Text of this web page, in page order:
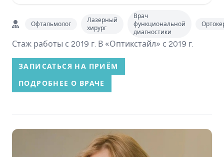
Офтальмолог
Лазерный
хирург
Врач
функциональной
диагностики
Стаж работы с 2019 г. В «Оптикстайл» с 2019 г.
ЗАПИСАТЬСЯ НА ПРИЁМ
ПОДРОБНЕЕ О ВРАЧЕ